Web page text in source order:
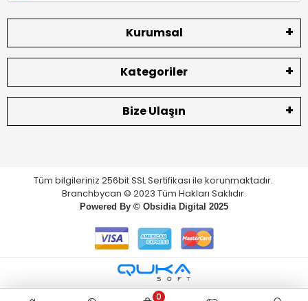
Kurumsal
Kategoriler
Bize Ulaşın
Tüm bilgileriniz 256bit SSL Sertifikası ile korunmaktadır.
Branchbycan © 2023 Tüm Hakları Saklıdır.
Powered By © Obsidia Digital 2025
0